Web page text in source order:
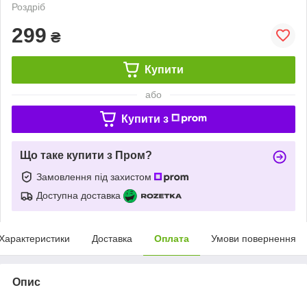
Роздріб
299 ₴
Купити
або
Купити з
Що таке купити з Пром?
Замовлення під захистом
Доступна доставка
Доставка Оплата Умови повернення
Опис